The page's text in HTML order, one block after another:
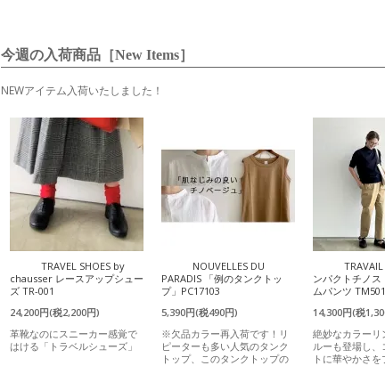
今週の入荷商品［New Items］
NEWアイテム入荷いたしました！
TRAVEL SHOES by
chausser レースアップシュー
ズ TR-001
24,200円(税2,200円)
革靴なのにスニーカー感覚で
はける「トラベルシューズ」
NOUVELLES DU
PARADIS 「例のタンクトッ
プ」PC17103
5,390円(税490円)
※欠品カラー再入荷です！リ
ピーターも多い人気のタンク
トップ、このタンクトップの
ンパクトチノス
ムパンツ
14,300円(税
絶妙なカラーリ
ルーも登場し、
トに華やかさ